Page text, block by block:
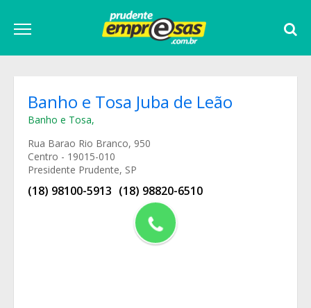
Banho e Tosa Juba de Leão
Banho e Tosa,
Rua Barao Rio Branco, 950
Centro - 19015-010
Presidente Prudente, SP
(18) 98100-5913 (18) 98820-6510